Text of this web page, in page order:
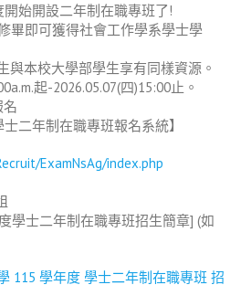
始開設二年制在職專班了!
畢即可獲得社會工作學系學士學
與本校大學部學生享有同樣資源。
起-2026.05.07(四)15:00止。
二年制在職專班報名系統】
ExamNsAg/index.php
學士二年制在職專班招生簡章] (如
115 學年度 學士二年制在職專班 招